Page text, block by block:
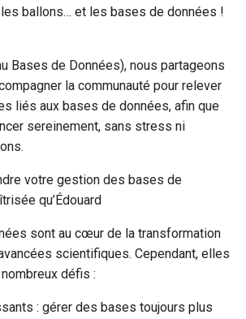
les ballons… et les bases de données !
Bases de Données), nous partageons
la communauté pour relever
liés aux bases de données, afin que
sereinement, sans stress ni
votre gestion des bases de
qu’Édouard
sont au cœur de la transformation
scientifiques. Cependant, elles
défis :
: gérer des bases toujours plus